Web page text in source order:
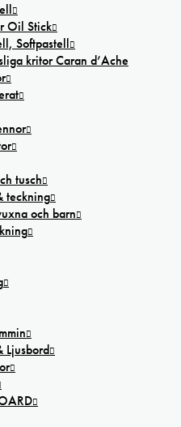
Oil Stick
Softpastell
kritor Caran d’Ache
tusch
teckning
och barn
Ljusbord